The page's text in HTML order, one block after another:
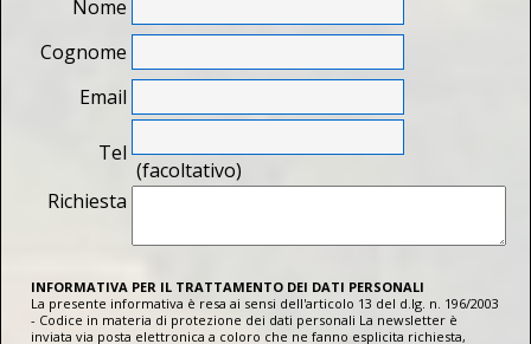
Nome
Cognome
Email
Tel
(facoltativo)
Richiesta
INFORMATIVA PER IL TRATTAMENTO DEI DATI PERSONALI
La presente informativa è resa ai sensi dell'articolo 13 del d.lg. n. 196/2003
- Codice in materia di protezione dei dati personali La newsletter è
inviata via posta elettronica a coloro che ne fanno esplicita richiesta,